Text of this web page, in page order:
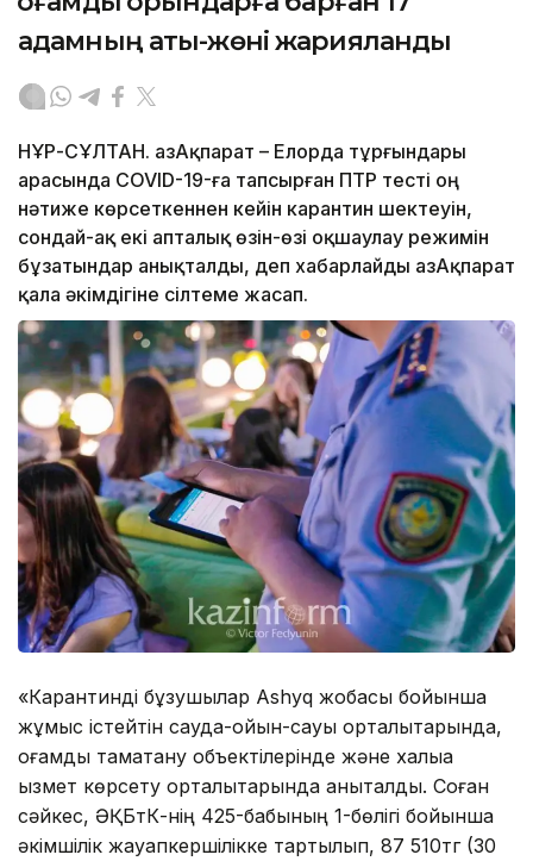
адамның аты-жөні жарияланды
НҰР-СҰЛТАН. ҚазАқпарат – Елорда тұрғындары
арасында COVID-19-ға тапсырған ПТР тесті оң
нәтиже көрсеткеннен кейін карантин шектеуін,
сондай-ақ екі апталық өзін-өзі оқшаулау режимін
бұзатындар анықталды, деп хабарлайды ҚазАқпарат
қала әкімдігіне сілтеме жасап.
«Карантинді бұзушылар Ashyq жобасы бойынша
жұмыс істейтін сауда-ойын-сауық орталықтарында,
қоғамдық тамақтану объектілерінде және халыққа
қызмет көрсету орталықтарында анықталды. Соған
сәйкес, ӘҚБтК-нің 425-бабының 1-бөлігі бойынша
әкімшілік жауапкершілікке тартылып, 87 510тг (30